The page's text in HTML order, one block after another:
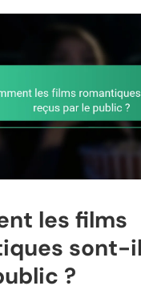
les films
sont-
?